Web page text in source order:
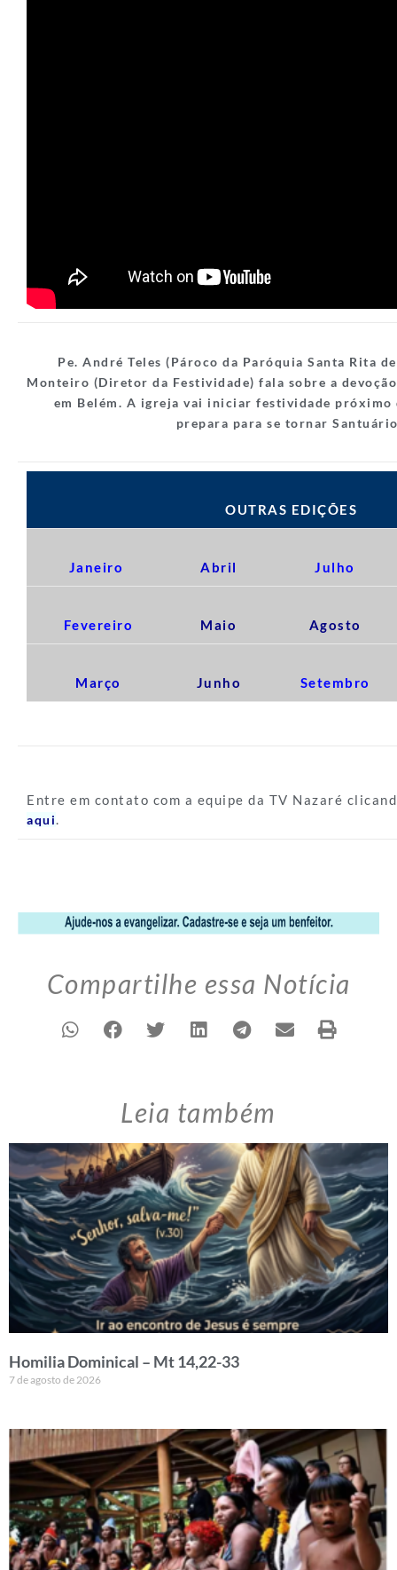
Pe. André Teles (Pároco da Paróquia Santa Rita
Monteiro (Diretor da Festividade) fala sobre a devoção
em Belém. A igreja vai iniciar festividade próximo
prepara para se tornar
OUTRAS EDIÇÕES
Janeiro Abril Julho
Fevereiro Maio Agosto
Março Junho Setembro
Entre em contato com a equipe da TV Nazaré
aqui.
Compartilhe essa Notícia
Leia também
Homilia Dominical – Mt 14,22-33
7 de agosto de 2026